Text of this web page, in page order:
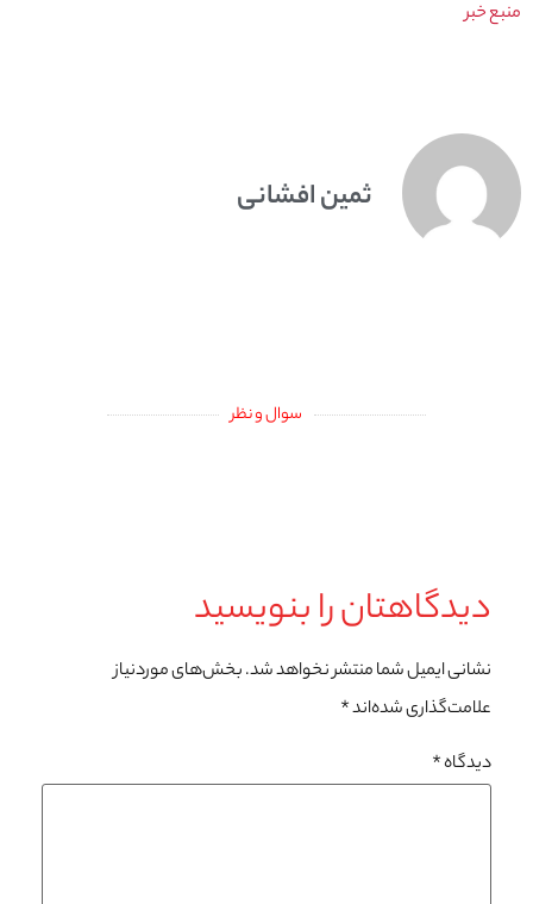
منبع خبر
ثمین افشانی
سوال و نظر
دیدگاهتان را بنویسید
نشانی ایمیل شما منتشر نخواهد شد.بخش‌های موردنیاز
علامت‌گذاری شده‌اند*
دیدگاه*